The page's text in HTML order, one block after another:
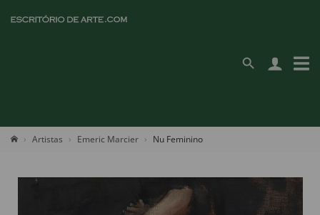
Artistas Emeric Marcier Nu Feminino